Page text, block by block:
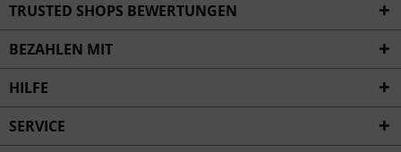
TRUSTED SHOPS BEWERTUNGEN
BEZAHLEN MIT
HILFE
SERVICE